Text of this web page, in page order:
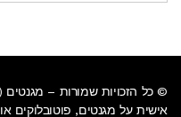
אישית על מגנטים, פוטובלוקים או